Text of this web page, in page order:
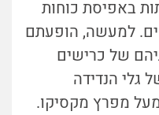
באפיסת כוחות
למעשה, הופעתם
של כרישים
גלי הנדידה
מפרץ מקסיקו.